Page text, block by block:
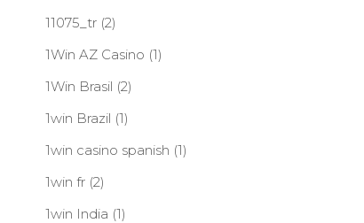
11075_tr(2)
1Win AZ Casino (1)
1Win Brasil (2)
1win Brazil (1)
1win casino spanish (1)
1win fr(2)
1win India (1)